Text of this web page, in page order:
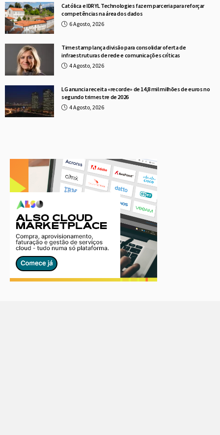
Católica e IDRYL Technologies fazem parceria para reforçar
competências na área dos dados
6 Agosto, 2026
Timestamp lança divisão para consolidar oferta de
infraestruturas de rede e comunicações críticas
4 Agosto, 2026
LG anuncia receita «recorde» de 14,8 mil milhões de euros no
segundo trimestre de 2026
4 Agosto, 2026